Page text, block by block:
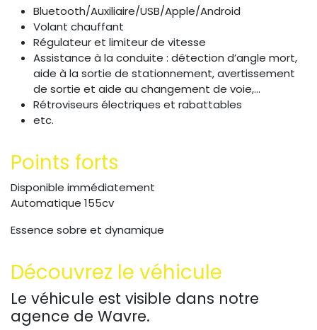
Bluetooth/Auxiliaire/USB/Apple/Android
Volant chauffant
Régulateur et limiteur de vitesse
Assistance à la conduite : détection d’angle mort,
aide à la sortie de stationnement, avertissement
de sortie et aide au changement de voie,...
Rétroviseurs électriques et rabattables
etc.
Points forts
Disponible immédiatement
Automatique 155cv
Essence sobre et dynamique
Découvrez le véhicule
Le véhicule est visible dans notre
agence de Wavre.